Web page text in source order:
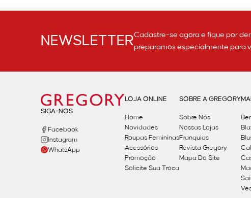
NEWSLETTERCadastre-se agora e fique por
preparamos especialmente para
SIGA-NOS
Facebook
Instagram
WhatsApp
LOJA ONLINE
Home
Novidades
Roupas Femininas
Acessórios
Promoção
Solicite Sua Troca
SOBRE A GREGORY
Sobre Nós
Nossas Lojas
Franquias
Revista Gregory
Mapa Do Site